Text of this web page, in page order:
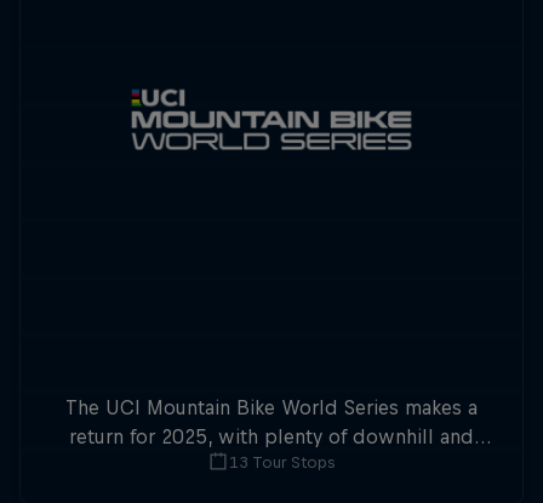
The UCI Mountain Bike World Series makes a
return for 2025, with plenty of downhill and
cross-country action.
13 Tour Stops